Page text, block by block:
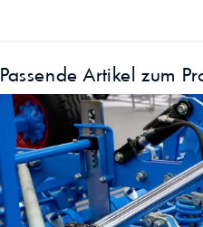
Passende Artikel zum